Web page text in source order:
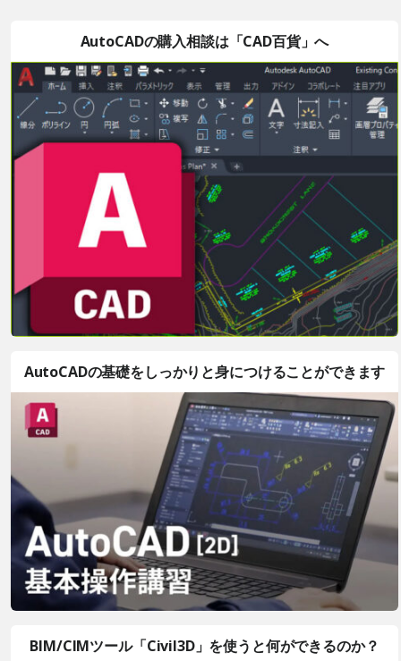
AutoCADの購入相談は「CAD百貨」へ
AutoCADの基礎をしっかりと身につけることができます
BIM/CIMツール「Civil3D」を使うと何ができるのか？